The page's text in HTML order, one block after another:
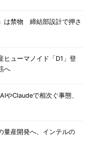
は禁物 締結部設計で押さ
ューマノイド「D1」登
へ
Claudeで相次ぐ事態、
量産開発へ、インテルの